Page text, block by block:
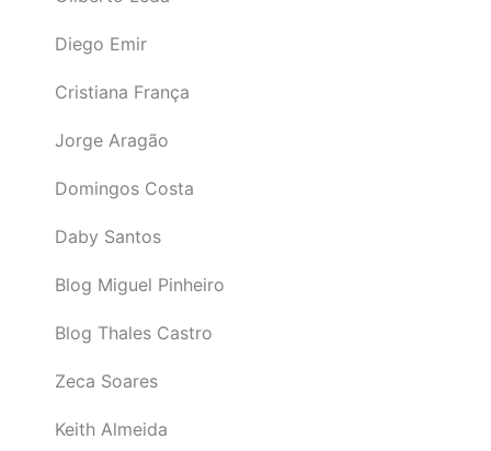
Diego Emir
Cristiana França
Jorge Aragão
Domingos Costa
Daby Santos
Blog Miguel Pinheiro
Blog Thales Castro
Zeca Soares
Keith Almeida